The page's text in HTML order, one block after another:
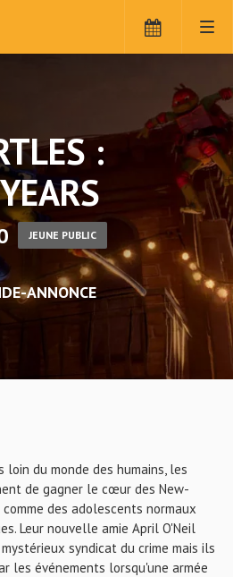
:
JEUNE PUBLIC
ANNONCE
loin du monde des humains, les
de gagner le cœur des New-
des adolescents normaux
Leur nouvelle amie April O'Neil
syndicat du crime mais ils
les événements lorsqu'une armée